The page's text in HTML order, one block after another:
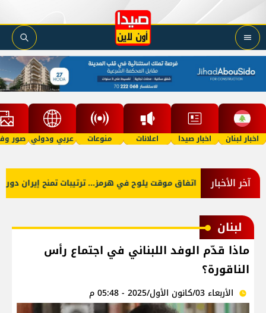
اخبار لبنان اخبار صيدا اعلانات منوعات عربي ودولي صور
آخر الأخبار اتفاق موقت يلوح في هرمز... ترتيبات تمنح إيران
لبنان
ماذا قدّم الوفد اللبناني في اجتماع رأس
الناقورة؟
الأربعاء 03/كانون الأول/2025 - 05:48 م